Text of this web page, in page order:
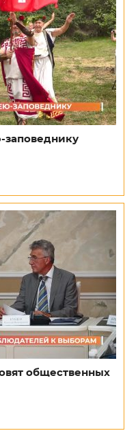
заповеднику
общественных